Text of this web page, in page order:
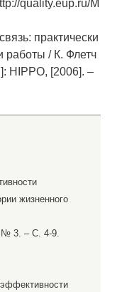
quality.eup.ru/M
практически
работы / К. Флетч
HIPPO, [2006]. –
жизненного
№ 3. – С. 4-9.